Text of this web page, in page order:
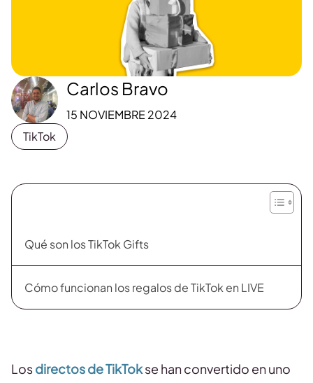
Carlos Bravo
15 NOVIEMBRE 2024
TikTok
Qué son los TikTok Gifts
Cómo funcionan los regalos de TikTok en LIVE
Losdirectos de TikTokse han convertido en uno